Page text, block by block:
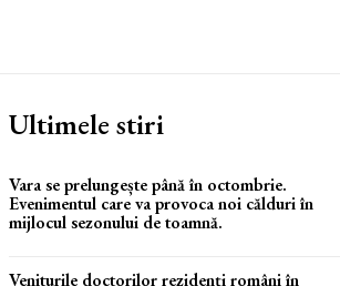
Ultimele stiri
Vara se prelungește până în octombrie.
Evenimentul care va provoca noi călduri în
mijlocul sezonului de toamnă.
Veniturile doctorilor rezidenți români în